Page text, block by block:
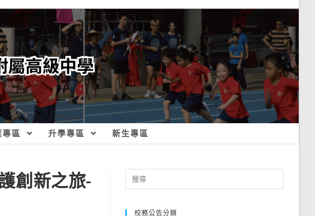
專區 升學專區 新生專區
創新之旅-
Search
for:
校務公告分類